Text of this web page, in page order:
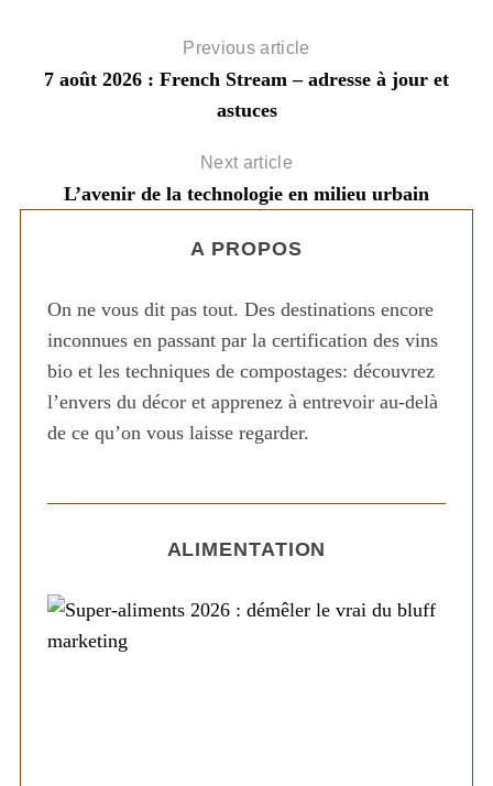
Previous article
7 août 2026 : French Stream – adresse à jour et
astuces
Next article
L’avenir de la technologie en milieu urbain
A PROPOS
On ne vous dit pas tout. Des destinations encore
inconnues en passant par la certification des vins
bio et les techniques de compostages: découvrez
l’envers du décor et apprenez à entrevoir au-delà
de ce qu’on vous laisse regarder.
ALIMENTATION